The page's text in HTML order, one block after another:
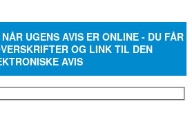
UGENS AVIS ER ONLINE - DU FÅR
OG LINK TIL DEN
AVIS